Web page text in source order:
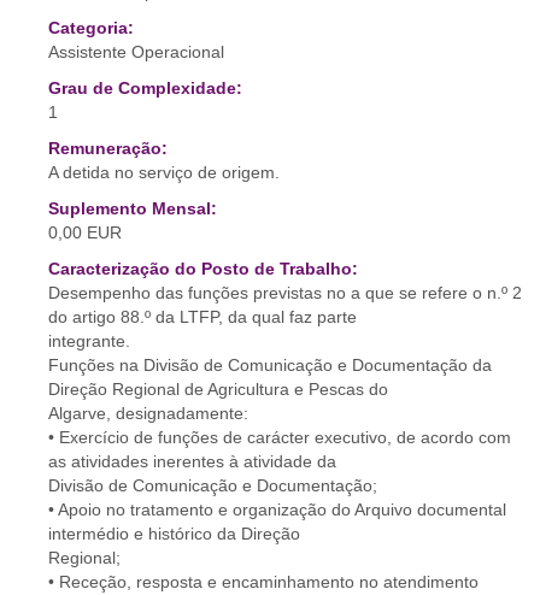
Categoria:
Assistente Operacional
Grau de Complexidade:
1
Remuneração:
A detida no serviço de origem.
Suplemento Mensal:
0,00 EUR
Caracterização do Posto de Trabalho:
Desempenho das funções previstas no a que se refere o n.º 2
do artigo 88.º da LTFP, da qual faz parte
integrante.
Funções na Divisão de Comunicação e Documentação da
Direção Regional de Agricultura e Pescas do
Algarve, designadamente:
• Exercício de funções de carácter executivo, de acordo com
as atividades inerentes à atividade da
Divisão de Comunicação e Documentação;
• Apoio no tratamento e organização do Arquivo documental
intermédio e histórico da Direção
Regional;
• Receção, resposta e encaminhamento no atendimento